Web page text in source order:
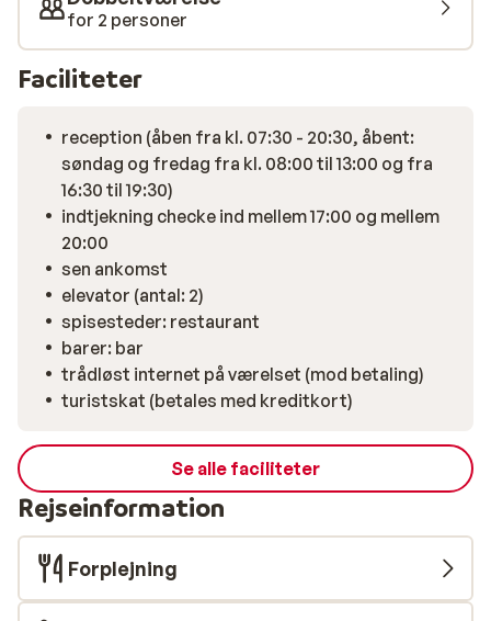
for 2 personer
Faciliteter
reception (åben fra kl. 07:30 - 20:30, åbent:
søndag og fredag fra kl. 08:00 til 13:00 og fra
16:30 til 19:30)
indtjekning checke ind mellem 17:00 og mellem
20:00
sen ankomst
elevator (antal: 2)
spisesteder: restaurant
barer: bar
trådløst internet på værelset (mod betaling)
turistskat (betales med kreditkort)
Se alle faciliteter
Rejseinformation
Forplejning